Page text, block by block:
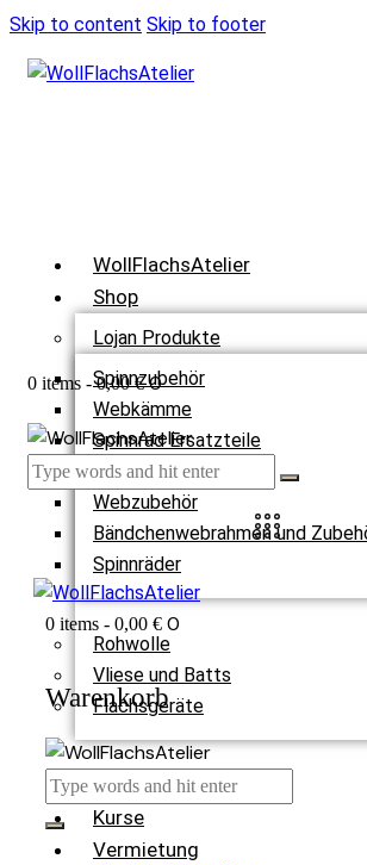
Skip to content Skip to footer
WollFlachsAtelier
Shop
Lojan Produkte
Spinnzubehör
Webkämme
Spinnrad Ersatzteile
Webstühle
Webzubehör
Bändchenwebrahmen und
Spinnräder
Rohwolle
Vliese und Batts
Flachsgeräte
Termine
Kurse
Vermietung
0 items - 0,00 € 0
0 items - 0,00 € 0
Warenkorb